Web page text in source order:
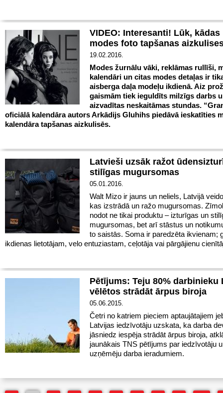
VIDEO: Interesanti! Lūk, kādas
modes foto tapšanas
19.02.2016.
Modes žurnālu vāki, reklāmas rullīši,
kalendāri un citas modes detaļas ir
aisberga daļa modeļu ikdienā. Aiz
gaismām tiek ieguldīts milzīgs darbs
aizvadītas neskaitāmas stundas.
oficiālā kalendāra autors Arkādijs Gluhihs piedāvā ieskatīties
kalendāra tapšanas aizkulisēs.
Latvieši uzsāk ražot
stilīgas mugursomas
05.01.2016.
Walt Mizo ir jauns un neliels, Latvijā
kas izstrādā un ražo mugursomas.
nodot ne tikai produktu – izturīgas un
mugursomas, bet arī stāstus un
to saistās. Soma ir paredzēta ikvienam;
ikdienas lietotājam, velo entuziastam, ceļotāja vai pārgājienu
Pētījums: Teju 80% darbinieku
vēlētos strādāt ārpus biroja
05.06.2015.
Četri no katriem pieciem aptaujātajiem
Latvijas iedzīvotāju uzskata, ka darba
jāsniedz iespēja strādāt ārpus biroja,
jaunākais TNS pētījums par iedzīvotāju
uzņēmēju darba ieradumiem.